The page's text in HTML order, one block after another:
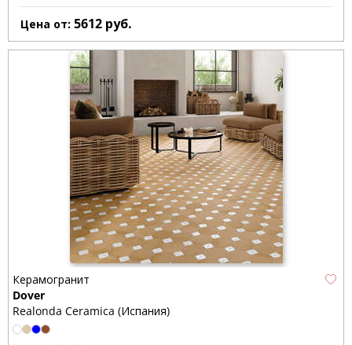
Цена от: 5612 руб.
Керамогранит
Dover
Realonda Ceramica (Испания)